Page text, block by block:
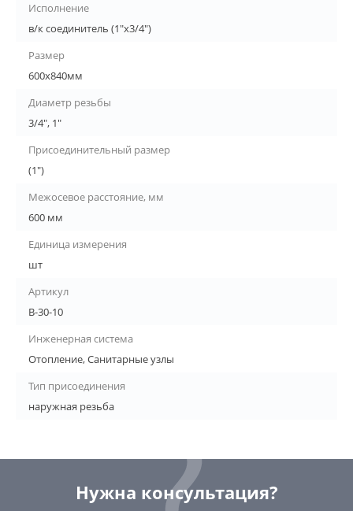
Исполнение
в/к соединитель (1"х3/4")
Размер
600х840мм
Диаметр резьбы
3/4", 1"
Присоединительный размер
(1")
Межосевое расстояние, мм
600 мм
Единица измерения
шт
Артикул
В-30-10
Инженерная система
Отопление, Санитарные узлы
Тип присоединения
наружная резьба
Нужна консультация?